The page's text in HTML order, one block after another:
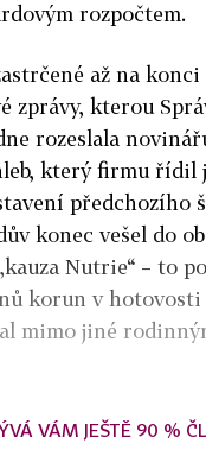
rozpočtem.
až na
zprávy, kterou
rozeslala
který firmu řídil
předchozího
konec vešel do
Nutrie“ – to
korun v hotovosti
mimo jiné
VÁM JEŠTĚ 90 %